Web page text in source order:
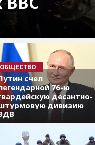
ОБЩЕСТВО
счел
76-ю
десантно-
дивизию